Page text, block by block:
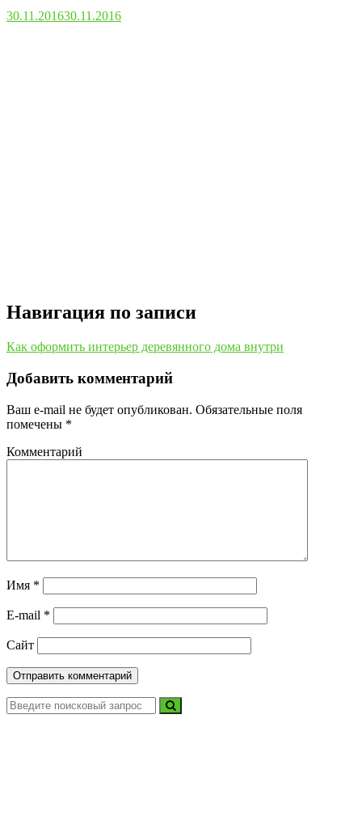
30.11.201630.11.2016
Навигация по записи
Как оформить интерьер деревянного дома внутри
Добавить комментарий
Ваш e-mail не будет опубликован. Обязательные поля
помечены *
Комментарий
Имя *
E-mail *
Сайт